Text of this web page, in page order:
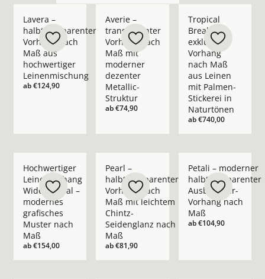
Lavera –
halbtransparenter
Vorhang nach
Maß aus
hochwertiger
Leinenmischung
ab€124,90
Averie –
transparenter
Vorhang nach
Maß mit
moderner
dezenter
Metallic-
Struktur
ab€74,90
Tropical
Break –
exklusiver
Vorhang
nach Maß
aus Leinen
mit Palmen-
Stickerei in
Naturtönen
ab€740,00
Hochwertiger
Leinenvorhang
Wide Appeal –
modernes
grafisches
Muster nach
Maß
ab€154,00
Pearl –
halbtransparenter
Vorhang nach
Maß mit leichtem
Chintz-
Seidenglanz nach
Maß
ab€81,90
Petali – moderner
halbtransparenter
Ausbrenner-
Vorhang nach
Maß
ab€104,90